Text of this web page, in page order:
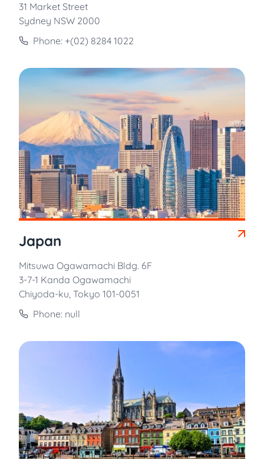
31 Market Street
Sydney NSW 2000
Phone: +(02) 8284 1022
Japan
Mitsuwa Ogawamachi Bldg. 6F
3-7-1 Kanda Ogawamachi
Chiyoda-ku, Tokyo 101-0051
Phone: null